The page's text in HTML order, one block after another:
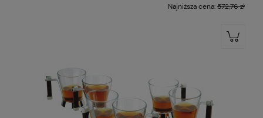
Najniższa cena:572,76 zł